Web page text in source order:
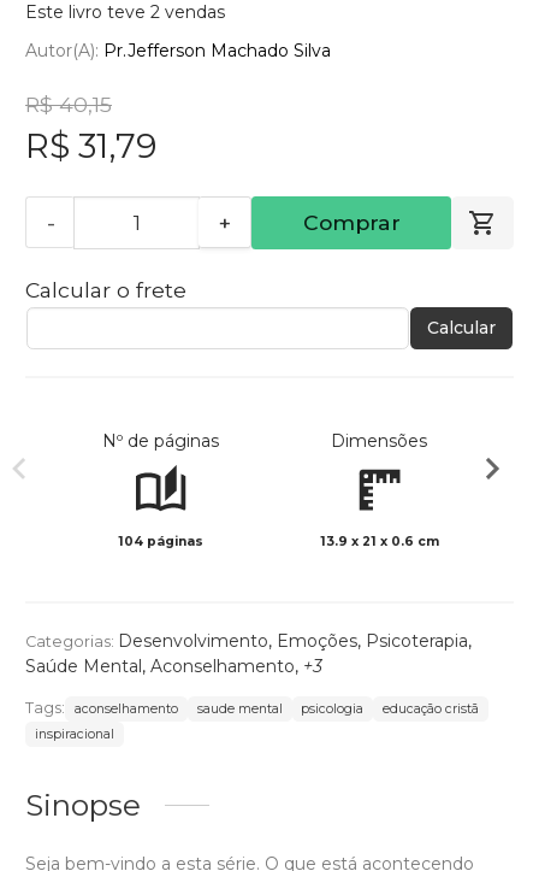
Este livro teve 2 vendas
Autor(a): Pr.Jefferson Machado Silva
R$ 40,15
R$ 31,79
- + Comprar
Calcular o frete
Calcular
Nº de páginas
104 páginas
Dimensões
13.9 x 21 x 0.6 cm
Categorias: Desenvolvimento, Emoções, Psicoterapia,
Saúde Mental, Aconselhamento, +3
Tags: aconselhamento saude mental psicologia
educação cristã
inspiracional
Sinopse
Seja bem-vindo a esta série. O que está acontecendo